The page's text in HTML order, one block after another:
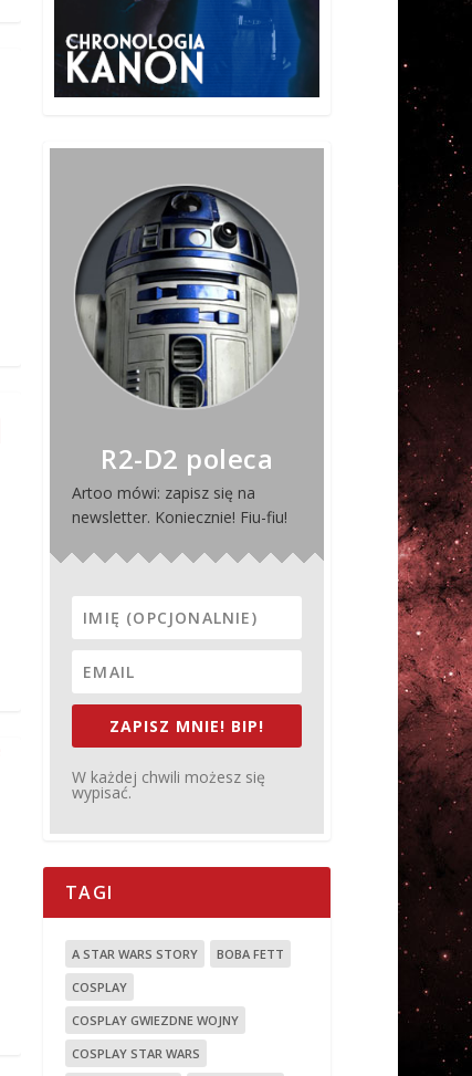
R2-D2 poleca
Artoo mówi: zapisz się na
newsletter. Koniecznie! Fiu-fiu!
ZAPISZ MNIE! BIP!
W każdej chwili możesz się
wypisać.
TAGI
A STAR WARS STORY
BOBA FETT
COSPLAY
COSPLAY GWIEZDNE WOJNY
COSPLAY STAR WARS